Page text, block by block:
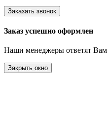
Заказать звонок
Заказ успешно оформлен
Наши менеджеры ответят Вам
Закрыть окно